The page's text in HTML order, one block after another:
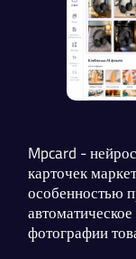
Mpcard -
карточек
особенностью
фотографии